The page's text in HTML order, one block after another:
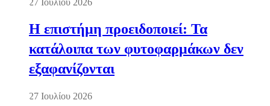
Η επιστήμη προειδοποιεί: Τα
κατάλοιπα των φυτοφαρμάκων δεν
εξαφανίζονται
27 Ιουλίου 2026